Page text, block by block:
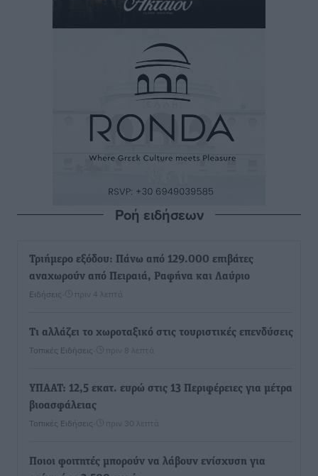
Ροή ειδήσεων
Τριήμερο εξόδου: Πάνω από 129.000 επιβάτες
αναχωρούν από Πειραιά, Ραφήνα και Λαύριο
Ειδήσεις πριν 4 λεπτά
Τι αλλάζει το χωροταξικό στις τουριστικές επενδύσεις
Τοπικές Ειδήσεις πριν 8 λεπτά
ΥΠΑΑΤ: 12,5 εκατ. ευρώ στις 13 Περιφέρειες για μέτρα
βιοασφάλειας
Τοπικές Ειδήσεις πριν 30 λεπτά
Ποιοι φοιτητές μπορούν να λάβουν ενίσχυση για